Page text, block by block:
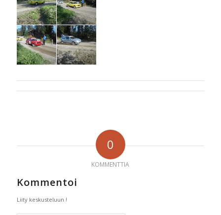
0
KOMMENTTIA
Kommentoi
Liity keskusteluun !